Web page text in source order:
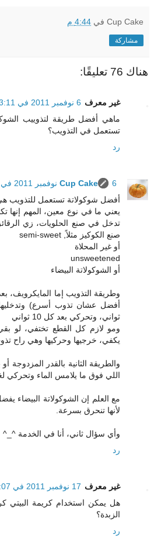
Cup Cake في 4:44 م
مشاركة
هناك 76 تعليقًا:
غير معرف 6 نوفمبر 2011 في 3:11 ص
ماهي أفضل طريقة لتذوييب
تستعمل في التذويب؟
رد
Cup Cake
6 نوفمبر 2011 في 8:08 م
أفضل شوكولاتة تستعمل للتذويب هي
يعني ما في نوع معين، المهم إنها
تدخل في صنع الحلويات، زي
صنع الكوكيز مثلاً, semi-sweet
أو غير المحلاة
unsweetened
أو الشوكولاتة البيضاء
وطريقة التذويب إما المايكرويف،
ثواني، وتحركي بعد كل 10 ثواني
ومو لازم كل القطع تختفي، لو
يكفي، خرجيها وحركيها وهي راح
والطريقة الثانية بالقدر المزدوجة
اللي فوق ما يلامس الماء وتحركي
مع العلم إن الشوكولاتة البيضاء
لأنها تنحرق بسرعة.
وأي سؤال ثاني، أنا في الخدمة ^_^
رد
غير معرف 17 نوفمبر 2011 في 2:07 م
هل يمكن استخدام كريمة البيتي
الزبدة؟
رد